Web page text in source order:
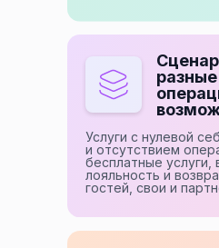
разные
Услуги с нулевой
и отсутствием
бесплатные
лояльность и
гостей, свои и